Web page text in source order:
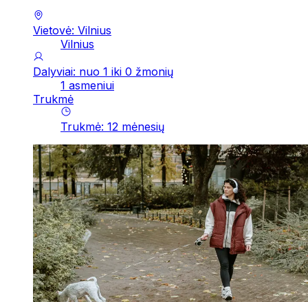
Vietovė: Vilnius
Vilnius
Dalyviai: nuo 1 iki 0 žmonių
1 asmeniui
Trukmė
Trukmė: 12 mėnesių